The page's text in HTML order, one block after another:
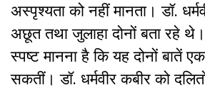
अस्पृश्यता को नहीं मानता। डॉ.
अछूत तथा जुलाहा दोनों बता रहे
स्पष्ट मानना है कि यह दोनों बातें
सकतीं। डॉ. धर्मवीर कबीर को